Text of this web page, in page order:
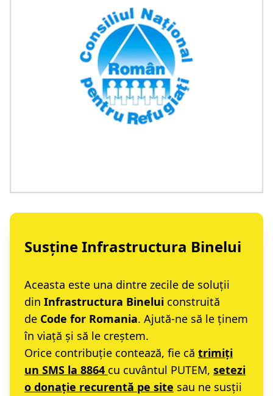
Susține Infrastructura Binelui
Aceasta este una dintre zecile de soluții
din Infrastructura Binelui construită
de Code for Romania. Ajută-ne să le ținem
în viață și să le creștem.
Orice contribuție contează, fie că trimiți
un SMS la 8864 cu cuvântul PUTEM, setezi
o donație recurentă pe site sau ne susții